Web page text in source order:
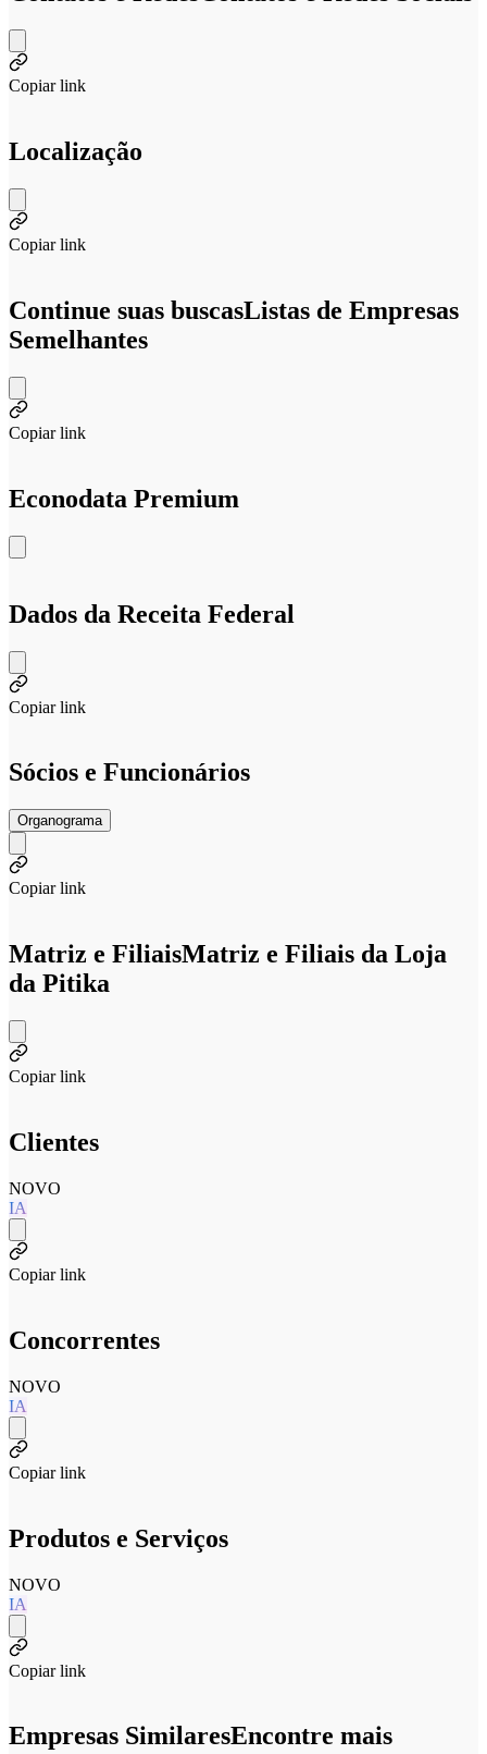
Copiar link
Localização
Copiar link
Continue suas buscasListas de Empresas
Semelhantes
Copiar link
Econodata Premium
Dados da Receita Federal
Copiar link
Sócios e Funcionários
Organograma
Copiar link
Matriz e FiliaisMatriz e Filiais da Loja
da Pitika
Copiar link
Clientes
NOVO
IA
Copiar link
Concorrentes
NOVO
IA
Copiar link
Produtos e Serviços
NOVO
IA
Copiar link
Empresas SimilaresEncontre mais